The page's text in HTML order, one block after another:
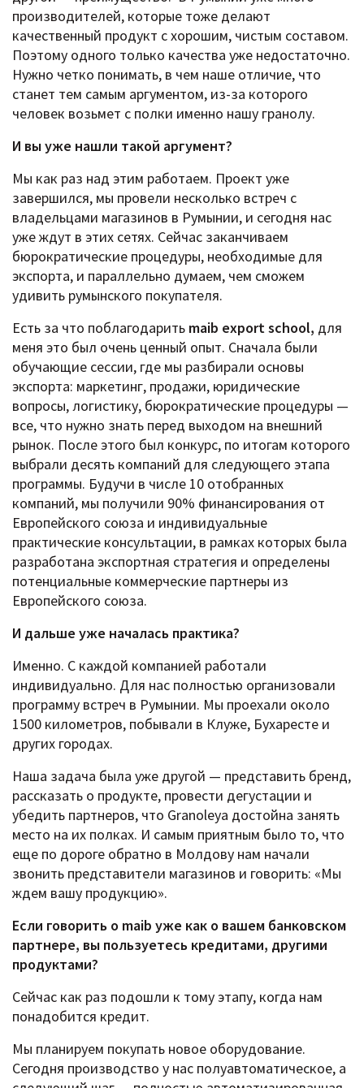
производителей, которые тоже делают
качественный продукт с хорошим, чистым составом.
Поэтому одного только качества уже недостаточно.
Нужно четко понимать, в чем наше отличие, что
станет тем самым аргументом, из-за которого
человек возьмет с полки именно нашу гранолу.
И вы уже нашли такой аргумент?
Мы как раз над этим работаем. Проект уже
завершился, мы провели несколько встреч с
владельцами магазинов в Румынии, и сегодня нас
уже ждут в этих сетях. Сейчас заканчиваем
бюрократические процедуры, необходимые для
экспорта, и параллельно думаем, чем сможем
удивить румынского покупателя.
Есть за что поблагодарить maib export school, для
меня это был очень ценный опыт. Сначала были
обучающие сессии, где мы разбирали основы
экспорта: маркетинг, продажи, юридические
вопросы, логистику, бюрократические процедуры —
все, что нужно знать перед выходом на внешний
рынок. После этого был конкурс, по итогам которого
выбрали десять компаний для следующего этапа
программы. Будучи в числе 10 отобранных
компаний, мы получили 90% финансирования от
Европейского союза и индивидуальные
практические консультации, в рамках которых была
разработана экспортная стратегия и определены
потенциальные коммерческие партнеры из
Европейского союза.
И дальше уже началась практика?
Именно. С каждой компанией работали
индивидуально. Для нас полностью организовали
программу встреч в Румынии. Мы проехали около
1500 километров, побывали в Клуже, Бухаресте и
других городах.
Наша задача была уже другой — представить бренд,
рассказать о продукте, провести дегустации и
убедить партнеров, что Granoleya достойна занять
место на их полках. И самым приятным было то, что
еще по дороге обратно в Молдову нам начали
звонить представители магазинов и говорить: «Мы
ждем вашу продукцию».
Если говорить о maib уже как о вашем банковском
партнере, вы пользуетесь кредитами, другими
продуктами?
Сейчас как раз подошли к тому этапу, когда нам
понадобится кредит.
Мы планируем покупать новое оборудование.
Сегодня производство у нас полуавтоматическое, а